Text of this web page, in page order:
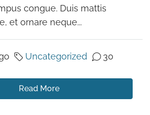
congue. Duis mattis
et ornare neque...
Uncategorized 30
Read More